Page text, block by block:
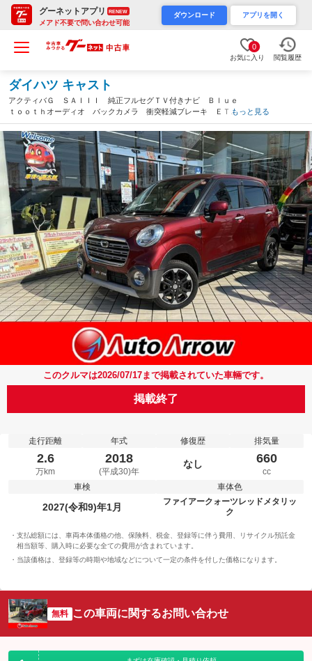
グーネットアプリ RENEW
メアド不要で問い合わせ可能
ダウンロード アプリを開く
0
お気に入り 閲覧履歴
ダイハツ キャスト
アクティバＧ ＳＡＩＩＩ 純正フルセグＴＶ付きナビ Ｂｌｕｅ
ｔｏｏｔｈオーディオ バックカメラ 衝突軽減ブレーキ ＥＴ
Ｃ 前方ドライブレコーダー ＨＤＭＩ端子 オートエアコン ス
マートキー キーレス プッシュスタート（東京都）
もっと見る
このクルマは2026/07/17まで掲載されていた車輛です。
掲載終了
走行距離
2.6
万km
年式
2018
(平成30)年
修復歴
なし
排気量
660
cc
車検
2027(令和9)年1月
車体色
ファイアークォーツレッドメタリッ
ク
支払総額には、車両本体価格の他、保険料、税金、登録等に伴う費用、リサイクル預託金
相当額等、購入時に必要な全ての費用が含まれています。
当該価格は、登録等の時期や地域などについて一定の条件を付した価格になります。
無料 この車両に関するお問い合わせ